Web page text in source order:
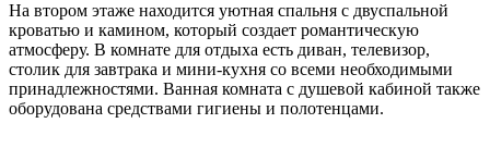
На втором этаже находится уютная спальня с двуспальной
кроватью и камином, который создает романтическую
атмосферу. В комнате для отдыха есть диван, телевизор,
столик для завтрака и мини-кухня со всеми необходимыми
принадлежностями. Ванная комната с душевой кабиной также
оборудована средствами гигиены и полотенцами.